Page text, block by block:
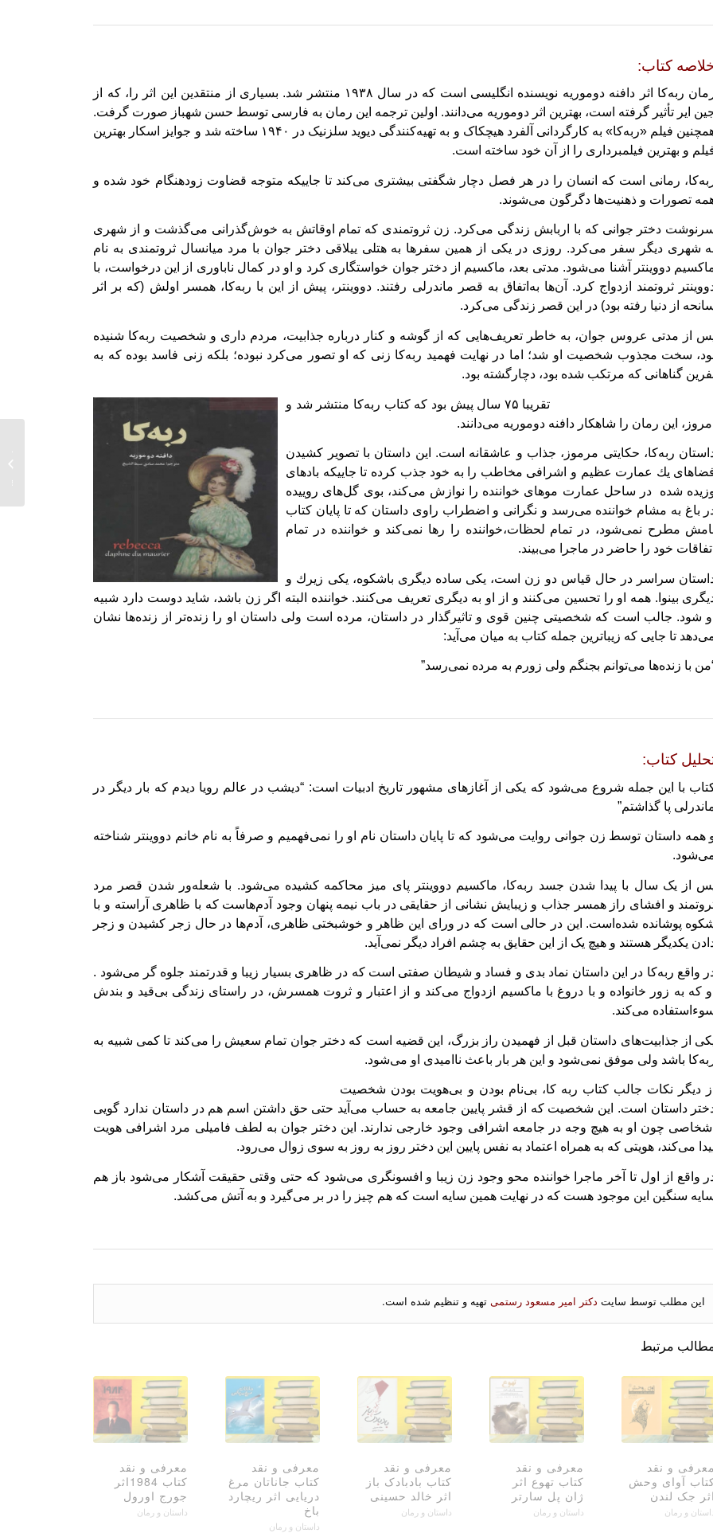
كتاب:
رمان ربه‌کا اثر دافنه دوموریه نویسنده انگلیسی است که در سال ۱۹۳۸ منتشر شد. بسیاری از منتقدین این اثر را، که از
ایر تأثیر گرفته‌ است، بهترین اثر دوموریه می‌دانند. اولین ترجمه این رمان به فارسی توسط حسن شهباز صورت گرفت.
همچنین فیلم «ربه‌کا» به کارگردانی آلفرد هیچکاک و به تهیه‌کنندگی دیوید سلزنیک در ۱۹۴۰ ساخته شد و جوایز اسکار بهترین
و بهترین فیلمبرداری را از آن خود ساخته است.
رمانی است كه انسان را در هر فصل دچار شگفتی بیشتری می‌كند تا جاییكه متوجه قضاوت زودهنگام خود شده و
تصورات و ذهنیت‌ها دگرگون می‌شوند.
دختر جوانی که با اربابش زندگی می‌کرد. زن‌ ثروتمندی‌ كه‌ تمام‌ اوقاتش‌ به‌ خوش‌گذرانی‌ می‌گذشت‌ و از شهری‌
شهری‌ دیگر سفر می‌كرد. روزی‌ در یكی‌ از همین‌ سفرها به‌ هتلی‌ ییلاقی دختر جوان با مرد میانسال ثروتمندی‌ به‌ نام‌
دووینتر آشنا می‌شود. مدتی‌ بعد، ماكسیم‌ از دختر جوان خواستگاری‌ كرد و او در كمال‌ ناباوری‌ از این‌ درخواست، با
ثروتمند ازدواج‌ كرد. آن‌ها به‌اتفاق‌ به‌ قصر ماندرلی رفتند. دووینتر، پیش‌ از این‌ با ربه‌كا، همسر اولش‌ (كه‌ بر اثر
از دنیا رفته‌ بود) در این‌ قصر زندگی‌ می‌كرد.
از مدتی‌ عروس‌ جوان، به‌ خاطر تعریف‌هایی‌ كه‌ از گوشه‌ و كنار درباره جذابیت، مردم داری و شخصیت ربه‌كا شنیده‌
سخت مجذوب شخصیت‌ او شد؛ اما در نهایت‌ فهمید ربه‌كا زنی‌ كه‌ او تصور می‌كرد نبوده؛ بلكه‌ زنی‌ فاسد بوده كه‌ به‌
گناهانی‌ كه‌ مرتكب‌ شده‌ بود، دچارگشته بود.
تقریبا ۷۵ سال پیش بود که کتاب ربه‌کا منتشر شد و
امروز، این رمان را شاهکار دافنه دوموریه می‌دانند.
ربه‌كا، حكایتی مرموز، جذاب و عاشقانه است. این داستان با تصویر كشیدن
یك عمارت عظیم و اشرافی مخاطب را به خود جذب كرده تا جاییكه بادهای
شده
در ساحل عمارت موهای خواننده را نوازش می‌كند، بوی گل‌های روییده
باغ به مشام خواننده می‌رسد و نگرانی و اضطراب راوی داستان كه تا پایان كتاب
مطرح نمی‌شود، در تمام لحظات،خواننده را رها نمی‌كند و خواننده در تمام
اتفاقات خود را حاضر در ماجرا می‌بیند.
سراسر در حال قیاس دو زن است، یكی ساده دیگری باشكوه، یكی زیرك و
بینوا. همه او را تحسین می‌كنند و از او به دیگری تعریف می‌كنند. خواننده البته اگر زن باشد، شاید دوست دارد شبیه
او شود. جالب است كه شخصیتی چنین قوی و تاثیرگذار در داستان، مرده است ولی داستان او را زنده‌تر از زنده‌ها نشان
تا جایی كه زیباترین جمله كتاب به میان می‌آید:
با زنده‌ها می‌توانم بجنگم ولی زورم به مرده نمی‌رسد”
كتاب:
با این جمله شروع می‌شود که یکی از آغازهای مشهور تاریخ ادبیات است: “دیشب در عالم رویا دیدم که بار دیگر در
پا گذاشتم”
همه داستان توسط زن جوانی روایت می‌شود که تا پایان داستان نام او را نمی‌فهمیم و صرفاً به نام خانم دووینتر شناخته
از یک سال با پیدا شدن جسد ربه‌کا، ماکسیم دووینتر پای میز محاکمه کشیده می‌شود. با شعله‌ور شدن قصر مرد
و افشای راز همسر جذاب و زیبایش نشانی از حقایقی در باب نیمه پنهان وجود آدم‌هاست که با ظاهری آراسته و با
پوشانده شده‌است. این در حالی است که در ورای این ظاهر و خوشبختی ظاهری، آدم‌ها در حال زجر کشیدن و زجر
یکدیگر هستند و هیچ یک از این حقایق به چشم افراد دیگر نمی‌آید.
واقع ربه‌کا در این داستان نماد بدی و فساد و شیطان صفتی است که در ظاهری بسیار زیبا و قدرتمند جلوه گر می‌شود .
او که به زور خانواده و با دروغ با ماکسیم ازدواج می‌کند و از اعتبار و ثروت همسرش، در راستای زندگی بی‌قید و بندش
می‌کند.
از جذابیت‌های داستان قبل از فهمیدن راز بزرگ، این قضیه است که دختر جوان تمام سعیش را می‌کند تا کمی شبیه به
باشد ولی موفق نمی‌شود و این هر بار باعث ناامیدی او می‌شود.
از دیگر نکات جالب کتاب ربه کا، بی‌نام بودن و بی‌هویت بودن شخصیت
داستان است. این شخصیت که از قشر پایین جامعه به حساب می‌آید حتی حق داشتن اسم هم در داستان ندارد گویی
اشخاصی چون او به هیچ وجه در جامعه اشرافی وجود خارجی ندارند.
این دختر جوان به لطف فامیلی مرد اشرافی هویت
می‌کند، هویتی که به همراه اعتماد به نفس پایین این دختر روز به روز به سوی زوال می‌رود.
واقع از اول تا آخر ماجرا خواننده محو وجود زن زیبا و افسونگری می‌شود که حتی وقتی حقیقت آشکار می‌شود باز هم
سنگین این موجود هست که در نهایت همین سایه است که هم چیز را در بر می‌گیرد و به آتش می‌کشد.
این مطلب توسط سایت دکتر امیر مسعود رستمی تهیه و تنظیم شده است.
مرتبط
معرفی و نقد
آوای وحش
اثر جک لندن
و رمان
معرفی و نقد
کتاب تهوع اثر
ژان پل سارتر
داستان و رمان
معرفی و نقد
کتاب بادبادک باز
اثر خالد حسینی
داستان و رمان
معرفی و نقد
کتاب جاناتان مرغ
دریایی اثر ریچارد
باخ
داستان و رمان
معرفی و نقد
کتاب 1984اثر
جورج اورول
داستان و رمان